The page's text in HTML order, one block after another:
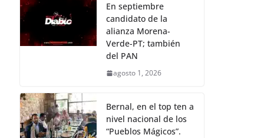
En septiembre
candidato de la
alianza Morena-
Verde-PT; también
del PAN
agosto 1, 2026
Bernal, en el top ten a
nivel nacional de los
“Pueblos Mágicos”.